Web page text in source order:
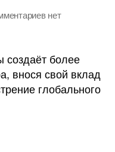
к
моды
угрожает
здоровью
людей:
нет
создаёт более
внося свой вклад
глобального